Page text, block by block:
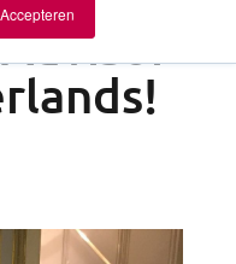
Accepteren